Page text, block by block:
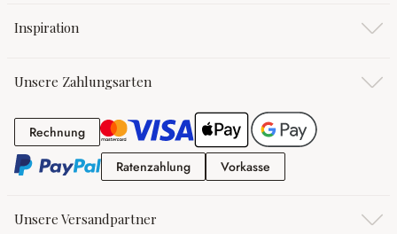
Inspiration
Unsere Zahlungsarten
RechnungRechnung
RatenzahlungRatenzahlung
Vorkasse
Unsere Versandpartner